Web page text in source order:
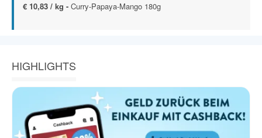
€ 10,83 / kg - Curry-Papaya-Mango 180g
HIGHLIGHTS